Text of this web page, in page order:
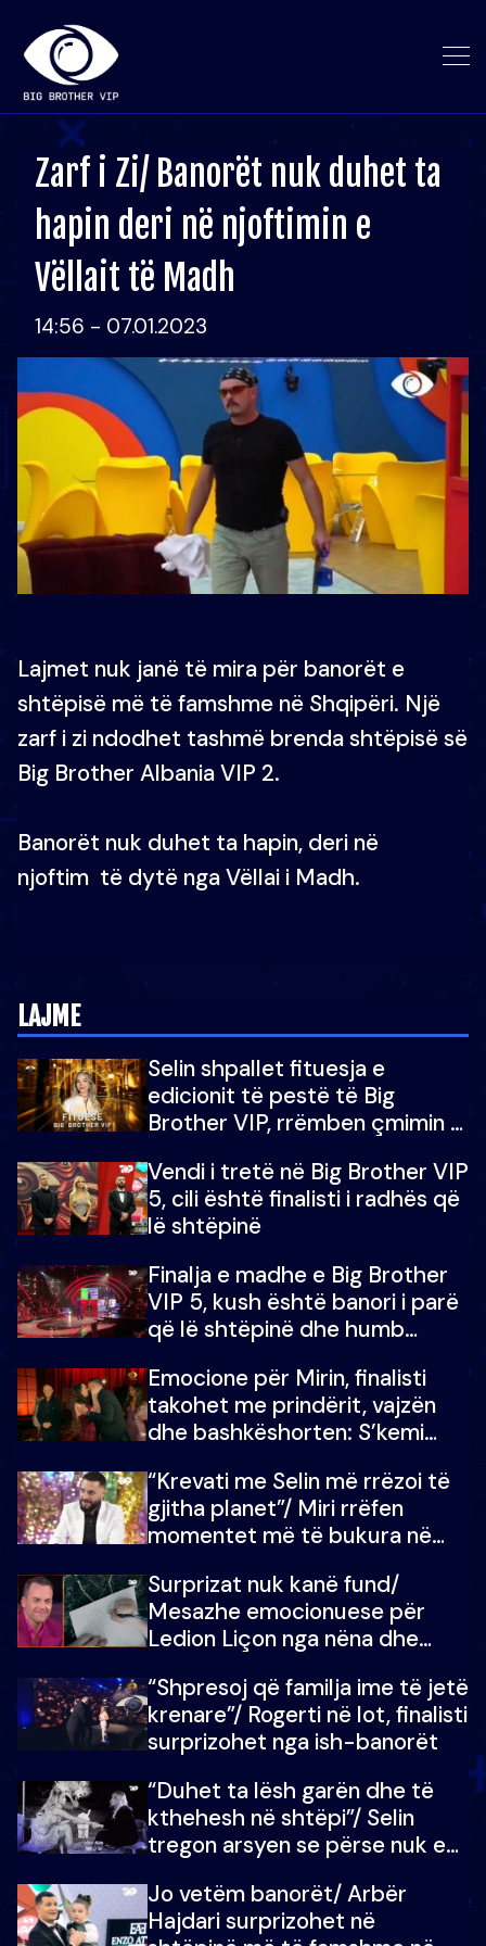
Zarf i Zi/ Banorët nuk duhet ta
hapin deri në njoftimin e
Vëllait të Madh
14:56 - 07.01.2023
Lajmet nuk janë të mira për banorët e
shtëpisë më të famshme në Shqipëri. Një
zarf i zi ndodhet tashmë brenda shtëpisë së
Big Brother Albania VIP 2.
Banorët nuk duhet ta hapin, deri në
njoftim të dytë nga Vëllai i Madh.
LAJME
Selin shpallet fituesja e
edicionit të pestë të Big
Brother VIP, rrëmben çmimin e
Vendi i tretë në Big Brother VIP
5, cili është finalisti i radhës që
lë shtëpinë
Finalja e madhe e Big Brother
VIP 5, kush është banori i parë
që lë shtëpinë dhe humb
çmimin e madh
Emocione për Mirin, finalisti
takohet me prindërit, vajzën
dhe bashkëshorten: S’kemi
“Krevati me Selin më rrëzoi të
gjitha planet”/ Miri rrëfen
momentet më të bukura në
mungojë zilja e mëngjesit kur…
Surprizat nuk kanë fund/
Mesazhe emocionuese për
Ledion Liçon nga nëna dhe
mban dot lotët: Nuk meritoj…
“Shpresoj që familja ime të jetë
krenare”/ Rogerti në lot, finalisti
surprizohet nga ish-banorët
“Duhet ta lësh garën dhe të
kthehesh në shtëpi”/ Selin
tregon arsyen se përse nuk e
çoja luftën time deri në fund
Jo vetëm banorët/ Arbër
Hajdari surprizohet në